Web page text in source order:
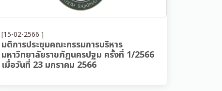
[15-02-2566 ]
มติการประชุมคณะกรรมการบริหาร
มหาวิทยาลัยราชภัฏนครปฐม ครั้งที่ 1/2566
เมื่อวันที่ 23 มกราคม 2566